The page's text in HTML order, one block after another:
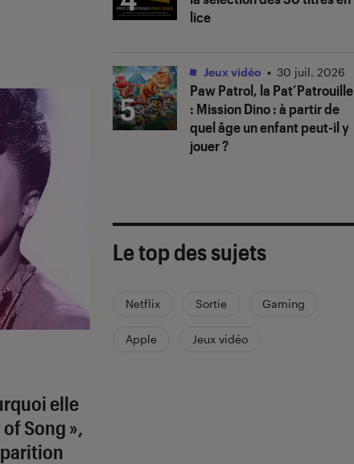
elle
Song »,
lice
5
Paw Patrol, la Pat’Patrouille
: Mission Dino: à partir de
quel âge un enfant peut-il y
jouer ?
Jeux vidéo • 30 juil. 2026
Le top des sujets
Netflix Sortie Gaming
Apple Jeux vidéo